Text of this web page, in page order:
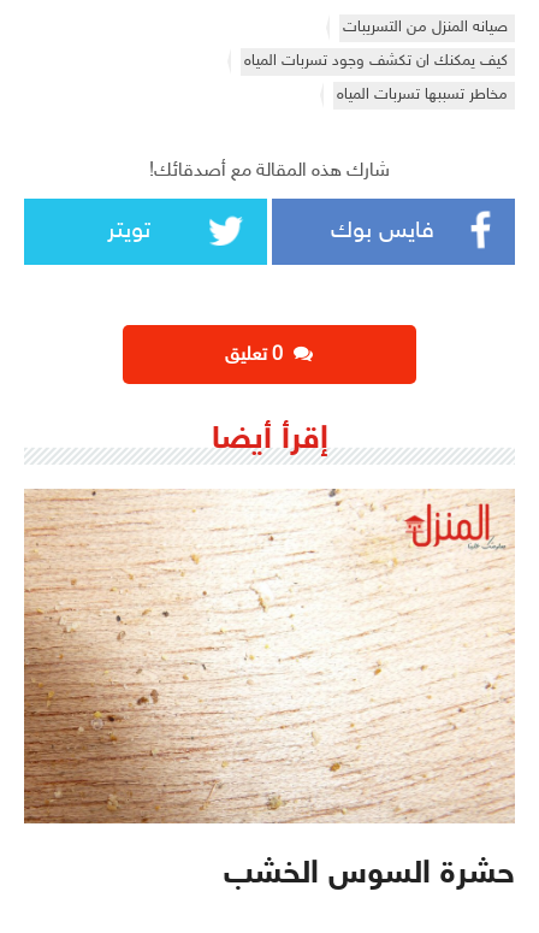
صيانه المنزل من التسريبات
كيف يمكنك ان تكشف وجود تسربات المياه
مخاطر تسببها تسربات المياه
شارك هذه المقالة مع أصدقائك!
فايس بوك تويتر
إقرأ أيضا
حشرة السوس الخشب